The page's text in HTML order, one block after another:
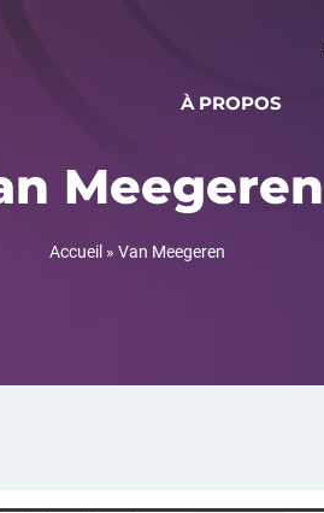
À PROPOS
Meegeren
Accueil » Van Meegeren